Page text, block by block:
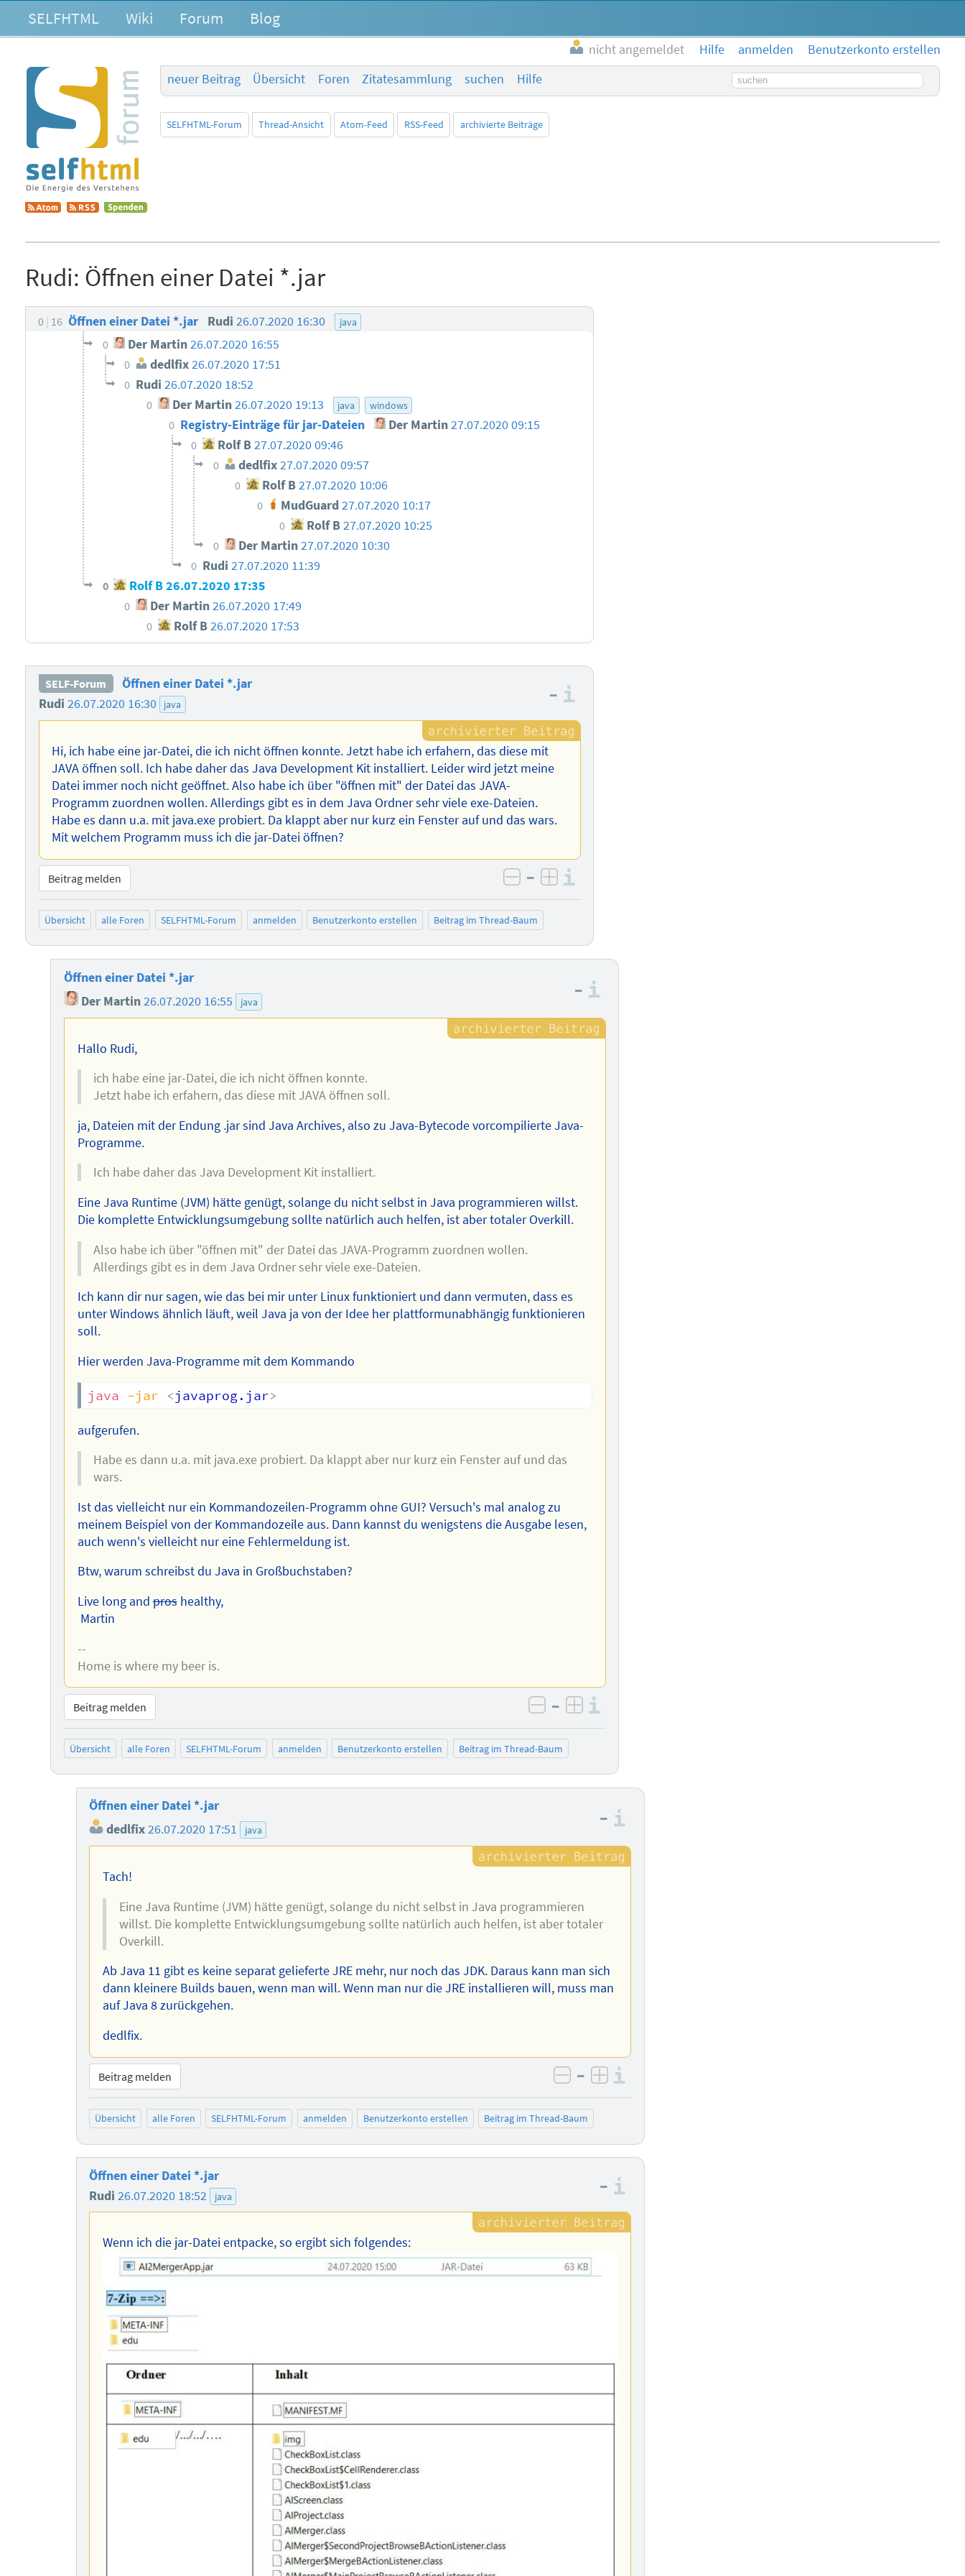
SELFHTML Wiki Forum Blog
nicht angemeldet Hilfe anmelden
Benutzerkonto erstellen
neuer Beitrag
Übersicht Foren Zitatesammlung suchen Hilfe Suchbegriff
SELFHTML-Forum Thread-Ansicht Atom-Feed RSS-Feed archivierte Beiträge
Rudi: Öffnen einer Datei *.jar
0 16 Öffnen einer Datei *.jar Rudi26.07.2020 16:30 java
0 Der Martin26.07.2020 16:55
0 dedlfix26.07.2020 17:51
0 Rudi26.07.2020 18:52
0 Der Martin26.07.2020 19:13 java windows
0 Registry-Einträge für jar-Dateien Der Martin 27.07.2020 09:15
0 Rolf B27.07.2020 09:46
0 dedlfix27.07.2020 09:57
0 Rolf B27.07.2020 10:06
0 MudGuard 27.07.2020 10:17
0 Rolf B 27.07.2020 10:25
0 Der Martin27.07.2020 10:30
0 Rudi 27.07.2020 11:39
0 Rolf B26.07.2020 17:35
0 Der Martin26.07.2020 17:49
0 Rolf B26.07.2020 17:53
SELF-Forum
Öffnen einer Datei *.jar
Rudi 26.07.2020 16:30 java –
Hi, ich habe eine jar-Datei, die ich nicht öffnen konnte. Jetzt habe ich erfahern, das diese mit
JAVA öffnen soll. Ich habe daher das Java Development Kit installiert. Leider wird jetzt meine
Datei immer noch nicht geöffnet. Also habe ich über "öffnen mit" der Datei das JAVA-
Programm zuordnen wollen. Allerdings gibt es in dem Java Ordner sehr viele exe-Dateien.
Habe es dann u.a. mit java.exe probiert. Da klappt aber nur kurz ein Fenster auf und das wars.
Mit welchem Programm muss ich die jar-Datei öffnen?
Beitrag melden negativ bewerten
– positiv bewerten
Übersicht alle Foren SELFHTML-Forum anmelden Benutzerkonto erstellen Beitrag im Thread-Baum
Öffnen einer Datei *.jar
Der Martin26.07.2020 16:55 java
–
Hallo Rudi,
ich habe eine jar-Datei, die ich nicht öffnen konnte.
Jetzt habe ich erfahern, das diese mit JAVA öffnen soll.
ja, Dateien mit der Endung .jar sind Java Archives, also zu Java-Bytecode vorcompilierte Java-
Programme.
Ich habe daher das Java Development Kit installiert.
Eine Java Runtime (JVM) hätte genügt, solange du nicht selbst in Java programmieren willst.
Die komplette Entwicklungsumgebung sollte natürlich auch helfen, ist aber totaler Overkill.
Also habe ich über "öffnen mit" der Datei das JAVA-Programm zuordnen wollen.
Allerdings gibt es in dem Java Ordner sehr viele exe-Dateien.
Ich kann dir nur sagen, wie das bei mir unter Linux funktioniert und dann vermuten, dass es
unter Windows ähnlich läuft, weil Java ja von der Idee her plattformunabhängig funktionieren
soll.
Hier werden Java-Programme mit dem Kommando
java -jar <javaprog.jar>
aufgerufen.
Habe es dann u.a. mit java.exe probiert. Da klappt aber nur kurz ein Fenster auf und das
wars.
Ist das vielleicht nur ein Kommandozeilen-Programm ohne GUI? Versuch's mal analog zu
meinem Beispiel von der Kommandozeile aus. Dann kannst du wenigstens die Ausgabe lesen,
auch wenn's vielleicht nur eine Fehlermeldung ist.
Btw, warum schreibst du Java in Großbuchstaben?
Live long andproshealthy,
Martin
--
Home is where my beer is.
Beitrag melden negativ bewerten
– positiv bewerten
Übersicht alle Foren SELFHTML-Forum anmelden Benutzerkonto erstellen Beitrag im Thread-Baum
Öffnen einer Datei *.jar
dedlfix26.07.2020 17:51 java
–
Tach!
Eine Java Runtime (JVM) hätte genügt, solange du nicht selbst in Java programmieren
willst. Die komplette Entwicklungsumgebung sollte natürlich auch helfen, ist aber totaler
Overkill.
Ab Java 11 gibt es keine separat gelieferte JRE mehr, nur noch das JDK. Daraus kann man sich
dann kleinere Builds bauen, wenn man will. Wenn man nur die JRE installieren will, muss man
auf Java 8 zurückgehen.
dedlfix.
Beitrag melden negativ bewerten
– positiv bewerten
Übersicht alle Foren SELFHTML-Forum anmelden Benutzerkonto erstellen Beitrag im Thread-Baum
Öffnen einer Datei *.jar
Rudi26.07.2020 18:52 java –
Wenn ich die jar-Datei entpacke, so ergibt sich folgendes: